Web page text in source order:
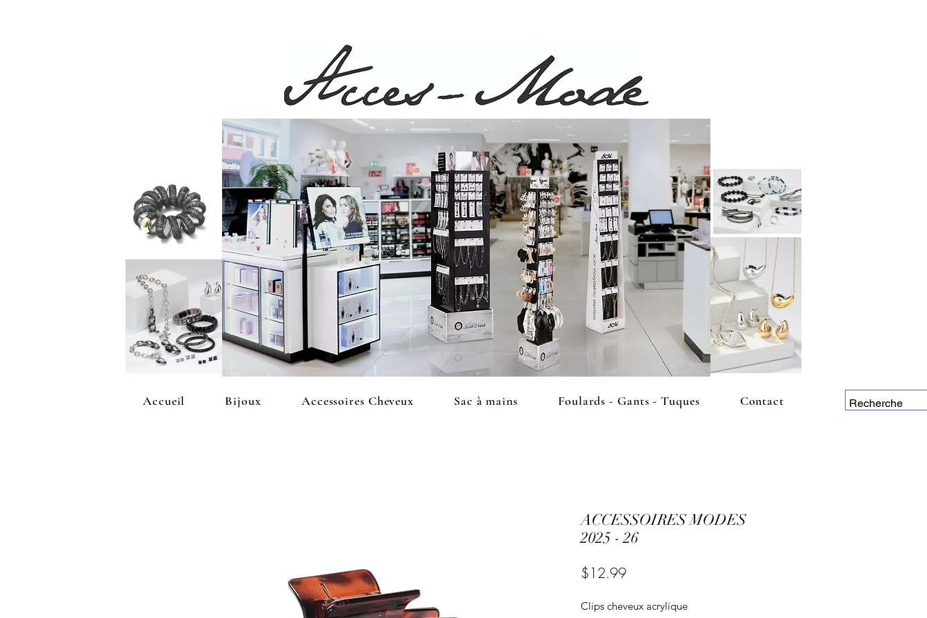
Accueil Bijoux Accessoires Cheveux Sac à mains Foulards - Gants - Tuques Contact
ACCESSOIRES MODES
2025 - 26
$12.99Price
Clips cheveux acrylique